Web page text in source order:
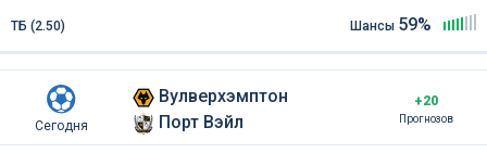
ТБ (2.50)
Шансы 59%
Сегодня
Вулверхэмптон
Порт Вэйл
+20
Прогнозов